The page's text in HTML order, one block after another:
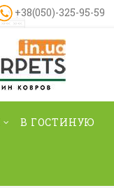
+38(050)-325-95-59
В ГОСТИНУЮ